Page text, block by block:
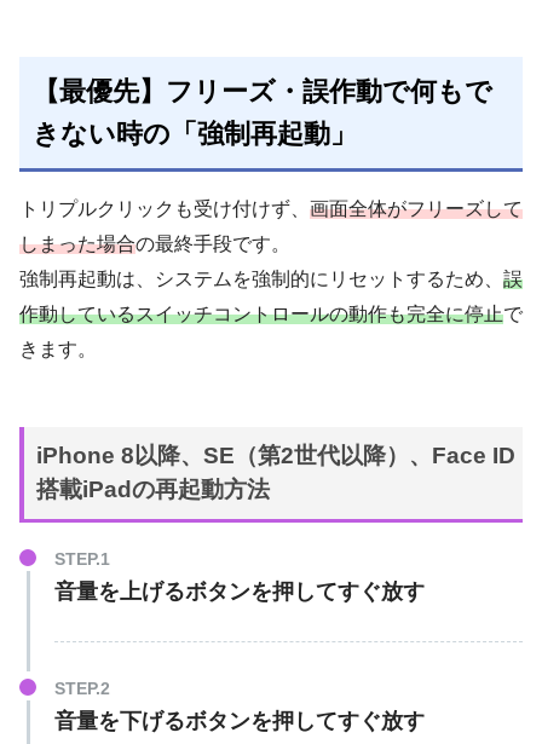
【最優先】フリーズ・誤作動で何もで
きない時の「強制再起動」
トリプルクリックも受け付けず、 画面全体がフリーズして
しまった場合の最終手段です。
強制再起動は、システムを強制的にリセットするため、 誤
作動しているスイッチコントロールの動作も完全に停止で
きます。
iPhone 8以降、SE（第2世代以降）、Face ID
搭載iPadの再起動方法
音量を上げるボタンを押してすぐ放す
音量を下げるボタンを押してすぐ放す